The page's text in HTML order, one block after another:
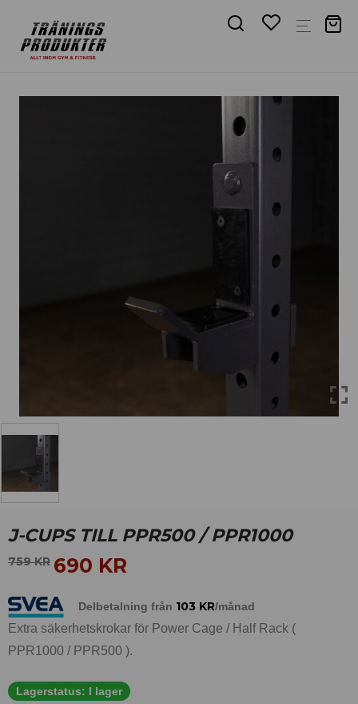
J-CUPS TILL PPR500 / PPR1000
759KR 690 KR
Delbetalning från 103 KR/månad
Extra säkerhetskrokar för Power Cage / Half Rack (
PPR1000 / PPR500 ).
Lagerstatus: I lager